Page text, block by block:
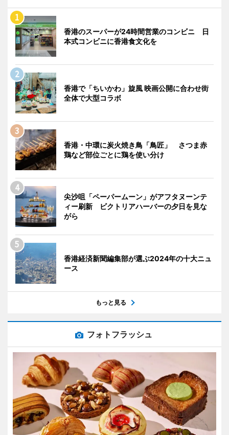
香港のスーパーが24時間営業のコンビニ 日
本式コンビニに香港食文化を
香港で「ちいかわ」旋風 映画公開に合わせ街
全体で大型コラボ
香港・中環に炭火焼き鳥「鳥匠」 さつま赤
鶏など部位ごとに鶏を使い分け
尖沙咀「ペーパームーン」がアフタヌーンテ
ィー刷新 ビクトリアハーバーの夕日を見な
がら
香港経済新聞編集部が選ぶ2024年の十大ニュ
ース
もっと見る
フォトフラッシュ